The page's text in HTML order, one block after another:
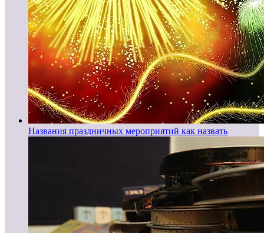
Названия праздничных мероприятий как назвать